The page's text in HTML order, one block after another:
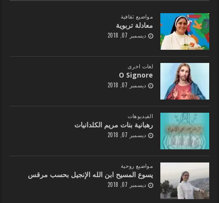
مواضيع ثقافية
معادلة تربوية
ديسمبر 07, 2018
لغات اخرى
O Signore
ديسمبر 07, 2018
الفيديوهات
رهبانية بنات مريم الكلدانيات
ديسمبر 07, 2018
مواضيع روحية
يسوع المسيح ابن الله الإنجيل بحسب مرقس
ديسمبر 07, 2018